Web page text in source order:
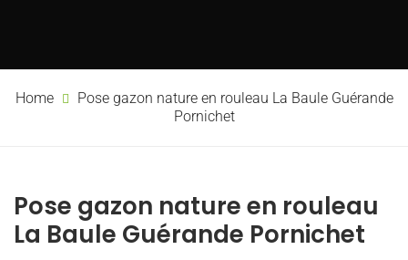
Home
Pose gazon nature en rouleau La Baule Guérande
Pornichet
Pose gazon nature en rouleau
La Baule Guérande Pornichet